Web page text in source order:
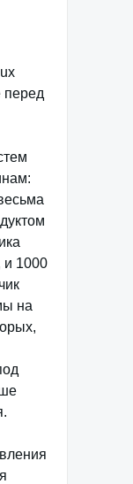
перед
и 1000
на